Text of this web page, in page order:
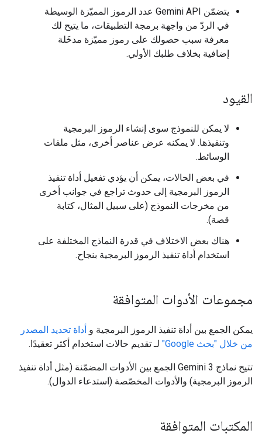
يتضمّن Gemini API عدد الرموز المميّزة الوسيطة
في الردّ من واجهة برمجة التطبيقات، ما يتيح لك
معرفة سبب حصولك على رموز مميّزة مدخَلة
إضافية بخلاف طلبك الأولي.
القيود
لا يمكن للنموذج سوى إنشاء الرموز البرمجية
وتنفيذها. لا يمكنه عرض عناصر أخرى، مثل ملفات
الوسائط.
في بعض الحالات، يمكن أن يؤدي تفعيل أداة تنفيذ
الرموز البرمجية إلى حدوث تراجع في جوانب أخرى
من مخرجات النموذج (على سبيل المثال، كتابة
قصة).
هناك بعض الاختلاف في قدرة النماذج المختلفة على
استخدام أداة تنفيذ الرموز البرمجية بنجاح.
مجموعات الأدوات المتوافقة
يمكن الجمع بين أداة تنفيذ الرموز البرمجية و أداة تحديد المصدر
من خلال "بحث Google"
لـ تقديم حالات استخدام أكثر تعقيدًا.
تتيح نماذج Gemini 3 الجمع بين الأدوات المضمّنة (مثل أداة تنفيذ
الرموز البرمجية) والأدوات المخصّصة (استدعاء الدوال).
المكتبات المتوافقة